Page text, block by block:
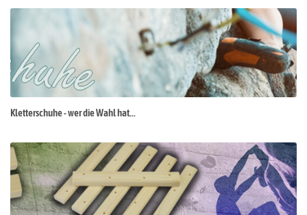
Kletterschuhe - wer die Wahl hat...